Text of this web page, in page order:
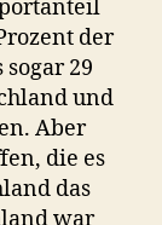
der
29
und
Aber
die es
das
war